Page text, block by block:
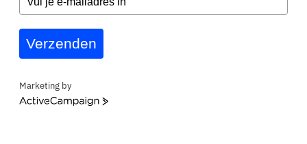
Verzenden
Marketing by
ActiveCampaign